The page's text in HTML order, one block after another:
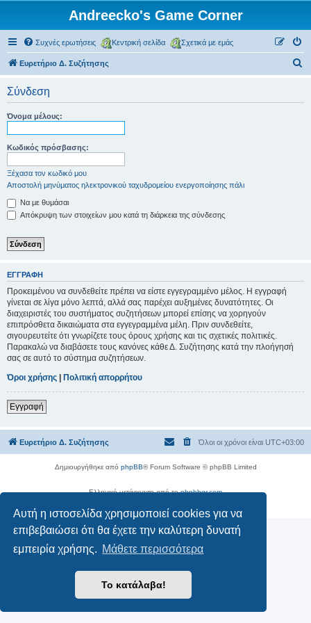
Αυτή η ιστοσελίδα χρησιμοποιεί cookies για να
επιβεβαιώσει ότι θα έχετε την καλύτερη δυνατή
εμπειρία χρήσης. Μάθετε περισσότερα
Το κατάλαβα!
Andreecko's Game Corner
Συχνές ερωτήσεις Κεντρική σελίδα Σχετικά με εμάς
Ευρετήριο Δ. Συζήτησης
Σύνδεση
Όνομα μέλους:
Κωδικός πρόσβασης:
Ξέχασα τον κωδικό μου
Αποστολή μηνύματος ηλεκτρονικού ταχυδρομείου ενεργοποίησης πάλι
Να με θυμάσαι
Απόκρυψη των στοιχείων μου κατά τη διάρκεια της σύνδεσης
ΕΓΓΡΑΦΉ
Προκειμένου να συνδεθείτε πρέπει να είστε εγγεγραμμένο μέλος. Η εγγραφή
γίνεται σε λίγα μόνο λεπτά, αλλά σας παρέχει αυξημένες δυνατότητες. Οι
διαχειριστές του συστήματος συζητήσεων μπορεί επίσης να χορηγούν
επιπρόσθετα δικαιώματα στα εγγεγραμμένα μέλη. Πριν συνδεθείτε,
σιγουρευτείτε ότι γνωρίζετε τους όρους χρήσης και τις σχετικές πολιτικές.
Παρακαλώ να διαβάσετε τους κανόνες κάθε Δ. Συζήτησης κατά την πλοήγησή
σας σε αυτό το σύστημα συζητήσεων.
Όροι χρήσης | Πολιτική απορρήτου
Εγγραφή
Ευρετήριο Δ. Συζήτησης Όλοι οι χρόνοι είναι UTC+03:00
Δημιουργήθηκε από phpBB® Forum Software © phpBB Limited
Ελληνική μετάφραση από τοphpbbgr.com